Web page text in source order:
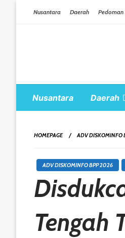
Nusantara Daerah
Nusantara Daerah
HOMEPAGE ADV DISKOMINFO
ADV DISKOMINFO BPP 2026
Tengah